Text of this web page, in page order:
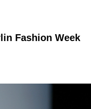
Fashion Week